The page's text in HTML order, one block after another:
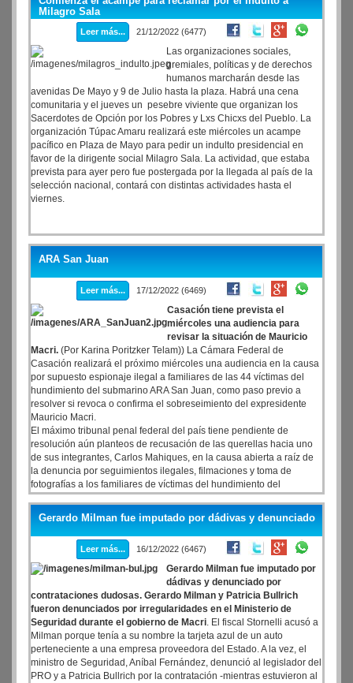
Milagro Sala
Leer más... 21/12/2022 (6477)
Las organizaciones sociales,
gremiales, políticas y de derechos
humanos marcharán desde las
avenidas De Mayo y 9 de Julio hasta la plaza. Habrá una cena
comunitaria y el jueves un pesebre viviente que organizan los
Sacerdotes de Opción por los Pobres y Lxs Chicxs del Pueblo. La
organización Túpac Amaru realizará este miércoles un acampe
pacífico en Plaza de Mayo para pedir un indulto presidencial en
favor de la dirigente social Milagro Sala. La actividad, que estaba
prevista para ayer pero fue postergada por la llegada al país de la
selección nacional, contará con distintas actividades hasta el
viernes.
ARA San Juan
Leer más... 17/12/2022 (6469)
Casación tiene prevista el
miércoles una audiencia para
revisar la situación de Mauricio
Macri. (Por Karina Poritzker Telam)) La Cámara Federal de
Casación realizará el próximo miércoles una audiencia en la causa
por supuesto espionaje ilegal a familiares de las 44 víctimas del
hundimiento del submarino ARA San Juan, como paso previo a
resolver si revoca o confirma el sobreseimiento del expresidente
Mauricio Macri.
El máximo tribunal penal federal del país tiene pendiente de
resolución aún planteos de recusación de las querellas hacia uno
de sus integrantes, Carlos Mahiques, en la causa abierta a raíz de
la denuncia por seguimientos ilegales, filmaciones y toma de
fotografías a los familiares de víctimas del hundimiento del
submarino el 15 de noviembre de 2017.
Gerardo Milman fue imputado por dádivas y denunciado
Leer más... 16/12/2022 (6467)
Gerardo Milman fue imputado por
dádivas y denunciado por
contrataciones dudosas. Gerardo Milman y Patricia Bullrich
fueron denunciados por irregularidades en el Ministerio de
Seguridad durante el gobierno de Macri. El fiscal Stornelli acusó a
Milman porque tenía a su nombre la tarjeta azul de un auto
perteneciente a una empresa proveedora del Estado. A la vez, el
ministro de Seguridad, Aníbal Fernández, denunció al legislador del
PRO y a Patricia Bullrich por la contratación -mientras estuvieron al